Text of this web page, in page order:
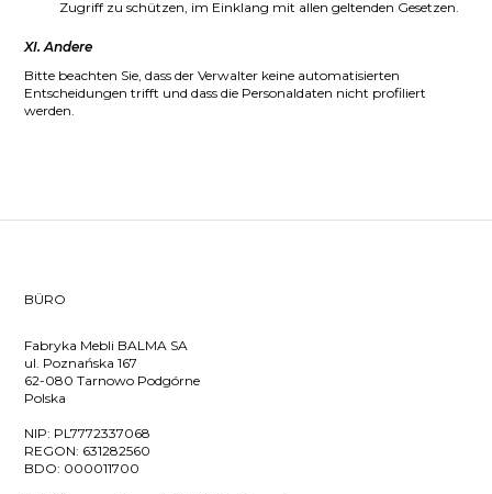
Zugriff zu schützen, im Einklang mit allen geltenden Gesetzen.
XI. Andere
Bitte beachten Sie, dass der Verwalter keine automatisierten
Entscheidungen trifft und dass die Personaldaten nicht profiliert
werden.
BÜRO
Fabryka Mebli BALMA SA
ul. Poznańska 167
62-080 Tarnowo Podgórne
Polska
NIP: PL7772337068
REGON: 631282560
BDO: 000011700